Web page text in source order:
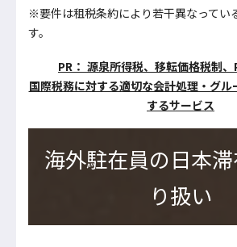
※要件は租税条約により若干異なってい
す。
PR： 源泉所得税、移転価格税制、
国際税務に対する適切な会計処理・グル
するサービス
海外駐在員の日本
り扱い